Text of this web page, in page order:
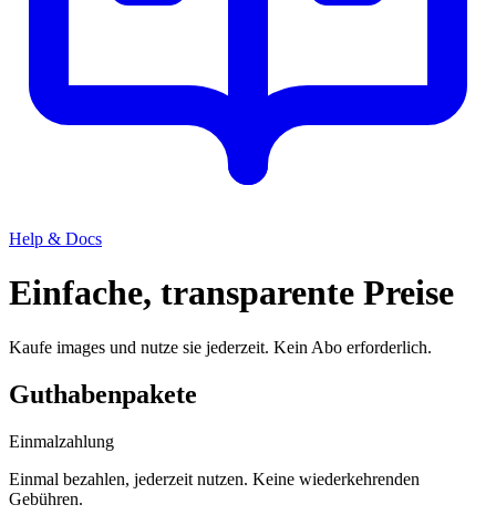
Help & Docs
Einfache, transparente Preise
Kaufe images und nutze sie jederzeit. Kein Abo erforderlich.
Guthabenpakete
Einmalzahlung
Einmal bezahlen, jederzeit nutzen. Keine wiederkehrenden
Gebühren.